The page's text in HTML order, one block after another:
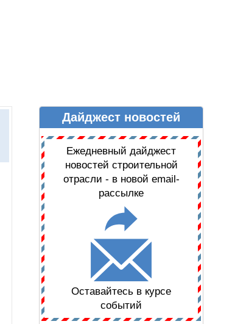
ДАЙДЖЕСТ НОВОСТЕЙДайджест новостей
Ежедневный дайджест
новостей строительной
отрасли - в новой email-
рассылке
Оставайтесь в курсе
событий